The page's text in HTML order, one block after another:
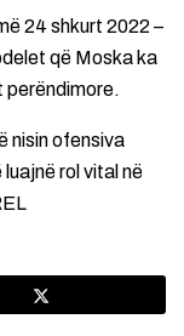
24 shkurt 2022 –
që Moska ka
perëndimore.
nisin ofensiva
rol vital në